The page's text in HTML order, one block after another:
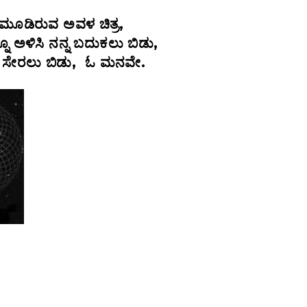
ಅವಳ ಚಿತ್ರ,
ಅಳಿಸಿ ನನ್ನ ಬದುಕಲು ಬಿಡು,
ಸೇರಲು ಬಿಡು, ಓ ಮನವೇ.